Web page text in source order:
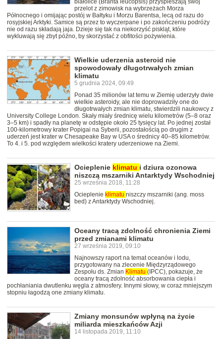
białolice (Branta leucopsis) przyspieszają swój
przelot z zimowisk na wybrzeżach Morza
Północnego i omijając postój w Bałtyku i Morzu Barentsa, lecą od razu do
rosyjskiej Arktyki. Samice są przez to wyczerpane i po zakończeniu podróży
nie od razu składają jaja. Dzieje się tak na niekorzyść piskląt, które
wykluwają się zbyt późno, by skorzystać z obfitości pożywienia.
Wielkie uderzenia asteroid nie
spowodowały długotrwałych zmian
klimatu
5 grudnia 2024, 09:49
Ponad 35 milionów lat temu w Ziemię uderzyły dwie
wielkie asteroidy, ale nie doprowadziły one do
długotrwałych zmian klimatu, stwierdzili naukowcy z
University College London. Skały miały średnicę wielu kilometrów (5–8 oraz
3–5 km) i spadły na planetę w odstępie około 25 tysięcy lat. Po jednej został
100-kilometrowy krater Popigai na Syberii, pozostałością po drugim z
uderzeń jest krater w Chesapeake Bay w USA o średnicy 40–85 kilometrów.
To 4. i 5. pod względem wielkości kratery uderzeniowe na Ziemi.
Ocieplenie klimatu i dziura ozonowa
niszczą mszarniki Antarktydy Wschodniej
25 września 2018, 11:28
Ocieplenie klimatu niszczy mszarniki (ang. moss
bed) z Antarktydy Wschodniej.
Oceany tracą zdolność chronienia Ziemi
przed zmianami klimatu
27 września 2019, 09:10
Najnowszy raport na temat oceanów i lodu,
przygotowany na zlecenie Międzyrządowego
Zespołu ds. Zmian Klimatu (IPCC), pokazuje, że
oceany tracą zdolność absorbowania ciepła i
pochłaniania dwutlenku węgla z atmosfery. Innymi słowy, w coraz mniejszym
stopniu łagodzą one zmiany klimatu.
Zmiany monsunów wpłyną na życie
miliarda mieszkańców Azji
14 listopada 2019, 11:10